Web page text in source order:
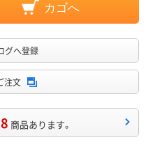
カゴへ
グへ登録
注文
8 商品あります。